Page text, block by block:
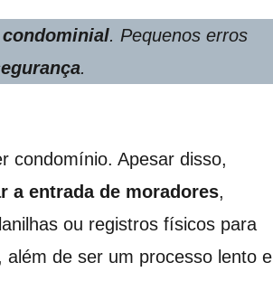
. Pequenos erros
.
condomínio. Apesar disso,
a entrada de moradores,
ou registros físicos para
além de ser um processo lento e